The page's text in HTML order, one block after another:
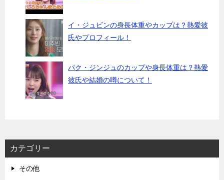
イ・ジュビンの身長体重やカップは？熱愛彼
氏やプロフィール！
パク・ジンジュのカップや身長体重は？熱愛
彼氏や結婚の噂について！
カテゴリー
その他